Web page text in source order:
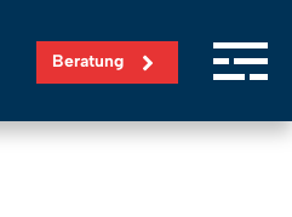
Beratung